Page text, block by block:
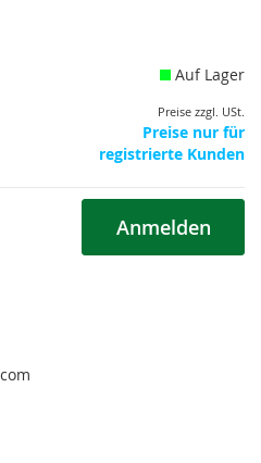
Auf Lager
Preise zzgl. USt.
Preise nur für
registrierte Kunden
Anmelden